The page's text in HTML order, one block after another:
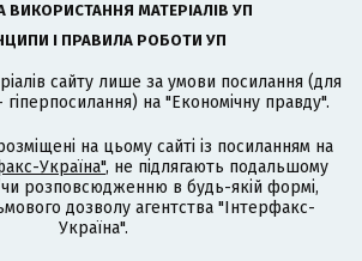
ВИКОРИСТАННЯ МАТЕРІАЛІВ УП
І ПРАВИЛА РОБОТИ УП
сайту лише за умови посилання (для
на "Економічну правду".
на цьому сайті із посиланням на
Україна", не підлягають подальшому
розповсюдженню в будь-якій формі,
дозволу агентства "Інтерфакс-
Україна".